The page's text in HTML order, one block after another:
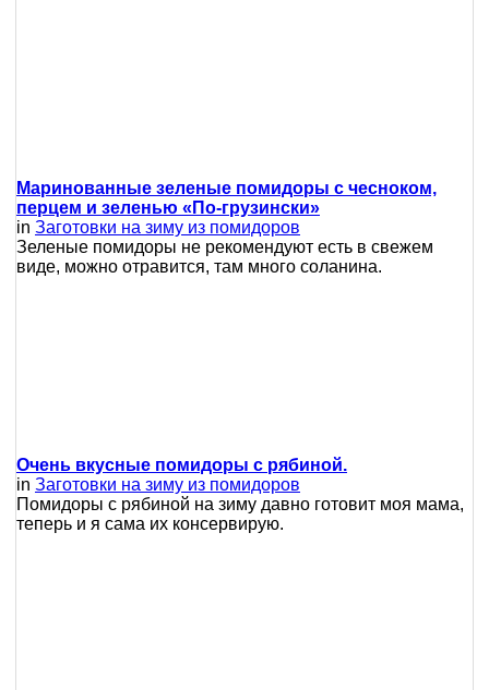
Маринованные зеленые помидоры с чесноком,
перцем и зеленью «По-грузински»
in Заготовки на зиму из помидоров
Зеленые помидоры не рекомендуют есть в свежем
виде, можно отравится, там много соланина.
Очень вкусные помидоры с рябиной.
in Заготовки на зиму из помидоров
Помидоры с рябиной на зиму давно готовит моя мама,
теперь и я сама их консервирую.